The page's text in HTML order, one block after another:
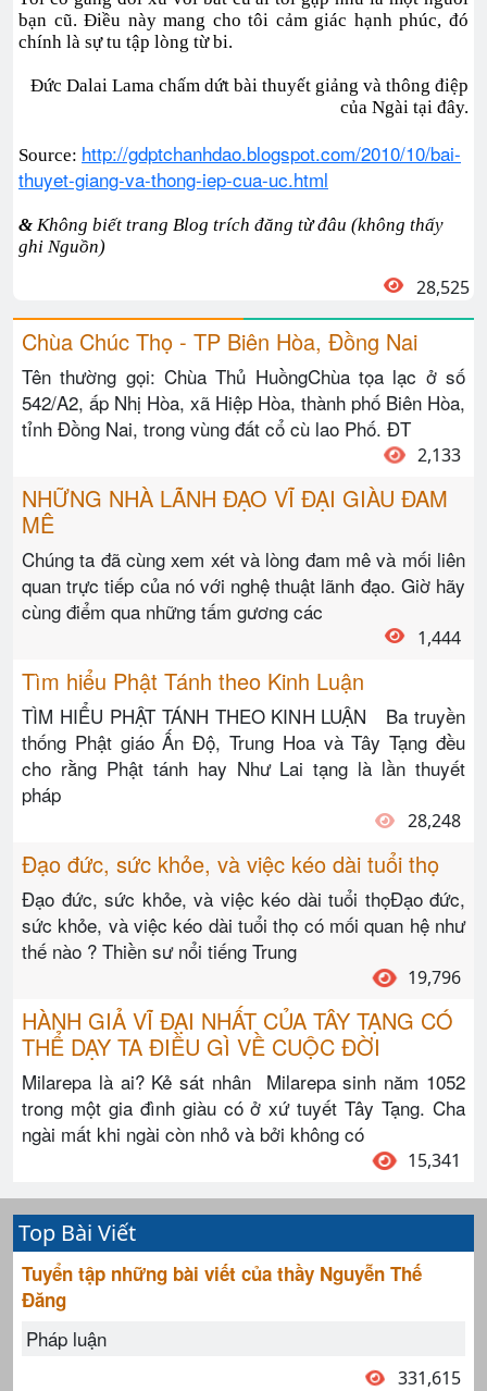
bạn cũ. Điều này mang cho tôi cảm giác hạnh phúc, đó
chính là sự tu tập lòng từ bi.
Đức Dalai Lama chấm dứt bài thuyết giảng và thông điệp
của Ngài tại đây.
Source: http://gdptchanhdao.blogspot.com/2010/10/bai-
thuyet-giang-va-thong-iep-cua-uc.html
& Không biết trang Blog trích đăng từ đâu (không thấy
ghi Nguồn)
28,525
Chùa Chúc Thọ - TP Biên Hòa, Đồng Nai
Tên thường gọi: Chùa Thủ HuồngChùa tọa lạc ở số
542/A2, ấp Nhị Hòa, xã Hiệp Hòa, thành phố Biên Hòa,
tỉnh Đồng Nai, trong vùng đất cổ cù lao Phố. ĐT
2,133
NHỮNG NHÀ LÃNH ĐẠO VĨ ĐẠI GIÀU ĐAM
MÊ
Chúng ta đã cùng xem xét và lòng đam mê và mối liên
quan trực tiếp của nó với nghệ thuật lãnh đạo. Giờ hãy
cùng điểm qua những tấm gương các
1,444
Tìm hiểu Phật Tánh theo Kinh Luận
TÌM HIỂU PHẬT TÁNH THEO KINH LUẬN Ba truyền
thống Phật giáo Ấn Độ, Trung Hoa và Tây Tạng đều
cho rằng Phật tánh hay Như Lai tạng là lần thuyết
pháp
28,248
Đạo đức, sức khỏe, và việc kéo dài tuổi thọ
Đạo đức, sức khỏe, và việc kéo dài tuổi thọĐạo đức,
sức khỏe, và việc kéo dài tuổi thọ có mối quan hệ như
thế nào ? Thiền sư nổi tiếng Trung
19,796
HÀNH GIẢ VĨ ĐẠI NHẤT CỦA TÂY TẠNG CÓ
THỂ DẠY TA ĐIỀU GÌ VỀ CUỘC ĐỜI
Milarepa là ai? Kẻ sát nhân Milarepa sinh năm 1052
trong một gia đình giàu có ở xứ tuyết Tây Tạng. Cha
ngài mất khi ngài còn nhỏ và bởi không có
15,341
Top Bài Viết
Tuyển tập những bài viết của thầy Nguyễn Thế
Đăng
Pháp luận
331,615